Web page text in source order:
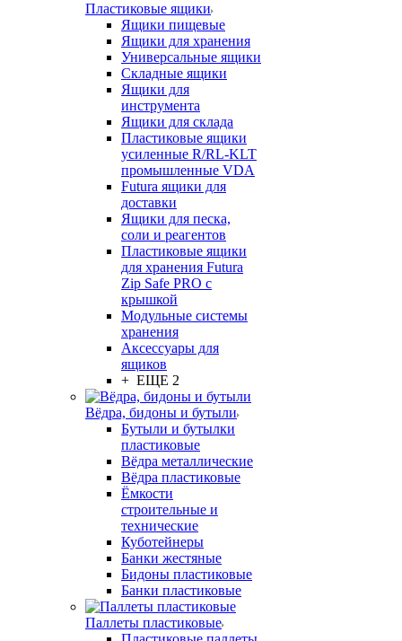
Пластиковые ящики
Ящики пищевые
Ящики для хранения
Универсальные ящики
Складные ящики
Ящики для
инструмента
Ящики для склада
Пластиковые ящики
усиленные R/RL-KLT
промышленные VDA
Futura ящики для
доставки
Ящики для песка,
соли и реагентов
Пластиковые ящики
для хранения Futura
Zip Safe PRO с
крышкой
Модульные системы
хранения
Аксессуары для
ящиков
+ ЕЩЕ 2
Вёдра, бидоны и бутыли
Бутыли и бутылки
пластиковые
Вёдра металлические
Вёдра пластиковые
Ёмкости
строительные и
технические
Куботейнеры
Банки жестяные
Бидоны пластиковые
Банки пластиковые
Паллеты пластиковые